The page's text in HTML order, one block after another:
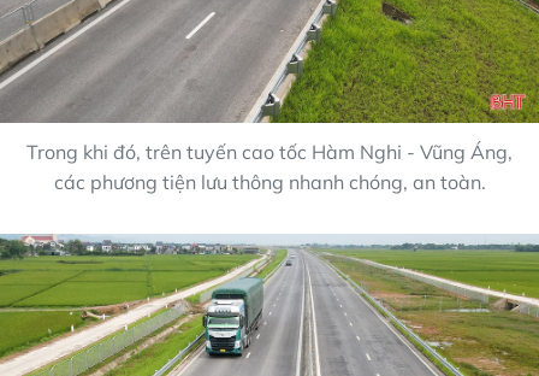
Trong khi đó, trên tuyến cao tốc Hàm Nghi - Vũng Áng,
các phương tiện lưu thông nhanh chóng, an toàn.